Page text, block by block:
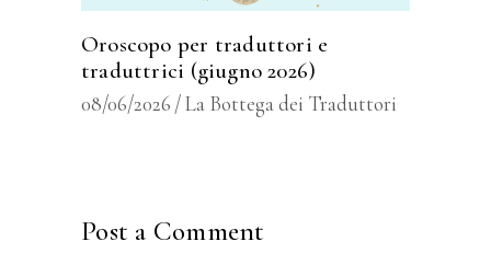
Oroscopo per traduttori e
traduttrici (giugno 2026)
08/06/2026 La Bottega dei Traduttori
Post a Comment